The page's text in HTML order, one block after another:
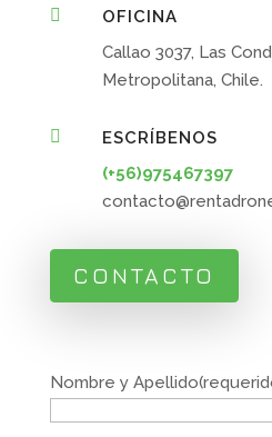

OFICINA
Callao 3037, Las
Metropolitana, Chile.

ESCRÍBENOS
(+56)975467397
CONTACTO
Nombre y